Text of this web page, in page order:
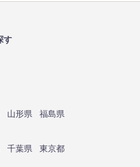
す
山形県
福島県
千葉県
東京都